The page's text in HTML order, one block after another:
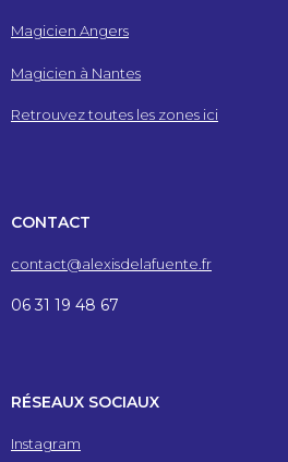
Magicien Angers
Magicien à Nantes
Retrouvez toutes les zones ici
CONTACT
contact@alexisdelafuente.fr
06 31 19 48 67
RÉSEAUX SOCIAUX
Instagram